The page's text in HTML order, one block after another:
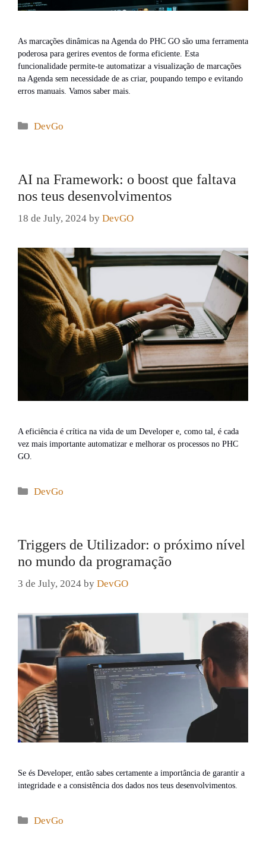
As marcações dinâmicas na Agenda do PHC GO são uma ferramenta
poderosa para gerires eventos de forma eficiente. Esta
funcionalidade permite-te automatizar a visualização de marcações
na Agenda sem necessidade de as criar, poupando tempo e evitando
erros manuais. Vamos saber mais.
Categories
DevGo
AI na Framework: o boost que faltava
nos teus desenvolvimentos
18 de July, 2024 by DevGO
A eficiência é crítica na vida de um Developer e, como tal, é cada
vez mais importante automatizar e melhorar os processos no PHC
GO.
Categories
DevGo
Triggers de Utilizador: o próximo nível
no mundo da programação
3 de July, 2024 by DevGO
Se és Developer, então sabes certamente a importância de garantir a
integridade e a consistência dos dados nos teus desenvolvimentos.
Categories
DevGo